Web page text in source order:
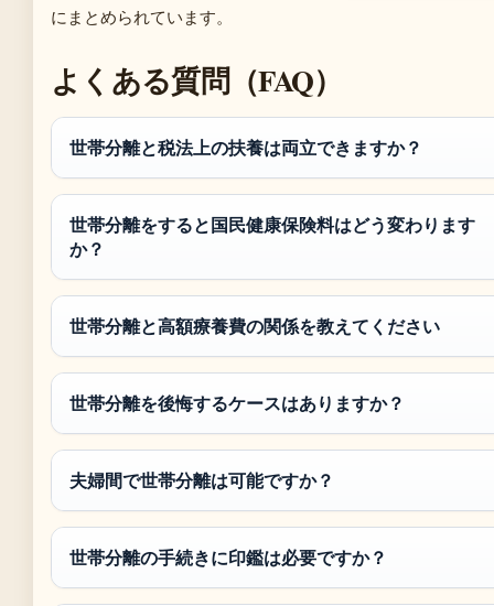
にまとめられています。
よくある質問（FAQ）
世帯分離と税法上の扶養は両立できますか？
世帯分離をすると国民健康保険料はどう変わります
か？
世帯分離と高額療養費の関係を教えてください
世帯分離を後悔するケースはありますか？
夫婦間で世帯分離は可能ですか？
世帯分離の手続きに印鑑は必要ですか？